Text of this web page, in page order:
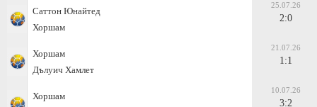
Саттон Юнайтед
Хоршам
25.07.26
2:0
Хоршам
Дълуич Хамлет
21.07.26
1:1
Хоршам
10.07.26
3:2